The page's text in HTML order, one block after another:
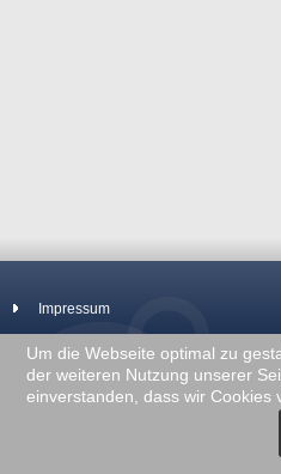
Impressum
COPYRIGHT © 2026
Um die Webseite optimal zu
der weiteren Nutzung unserer
einverstanden, dass wir Cookies